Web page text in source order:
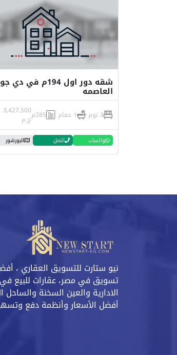
شقه دور اول 194م في دي
العاصمه
3 نوم 1 حمام 285م 3,427,500
ج.م
واتساب اتصل البورشور
نيو ستارت للتسويق العقاري ،
تسويق في مصر، عقارات للبيع
الادارية والعين السخنة والساحل
أفضل الأسعار وأنظمة دفع